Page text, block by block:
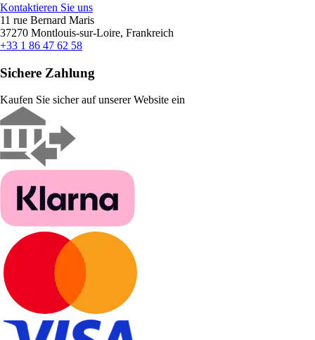
Kontaktieren Sie uns
11 rue Bernard Maris
37270 Montlouis-sur-Loire, Frankreich
+33 1 86 47 62 58
Sichere Zahlung
Kaufen Sie sicher auf unserer Website ein